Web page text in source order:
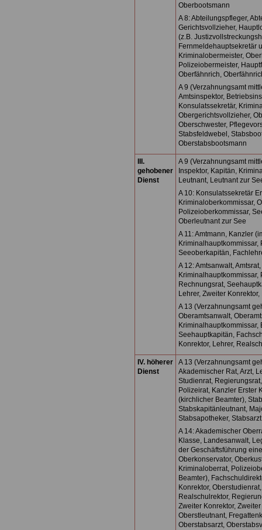
Oberbootsmann
A 8: Abteilungspfleger,
Gerichtsvollzieher,
(z.B.
Fernmeldehauptsekretär
Kriminalobermeister,
Polizeiobermeister,
Oberfähnrich,
A 9 (Verzahnungsamt
Amtsinspektor,
Konsulatssekretär,
Obergerichtsvollzieher,
Oberschwester,
Stabsfeldwebel,
Oberstabsbootsmann
III.
gehobener
Dienst
A 9 (Verzahnungsamt
Inspektor, Kapitän,
Leutnant, Leutnant zur
A 10: Konsulatssekretär
Kriminaloberkommissar,
Polizeioberkommissar,
Oberleutnant zur See
A 11: Amtmann, Kanzler
Kriminalhauptkommissar,
Seeoberkapitän,
A 12: Amtsanwalt,
Kriminalhauptkommissar,
Rechnungsrat,
Lehrer, Zweiter
A 13 (Verzahnungsamt
Oberamtsanwalt,
Kriminalhauptkommissar,
Seehauptkapitän,
Konrektor, Lehrer,
IV. höherer
Dienst
A 13 (Verzahnungsamt
Akademischer Rat, Arzt,
Studienrat,
Polizeirat, Kanzler Erster
(kirchlicher Beamter),
Stabskapitänleutnant,
Stabsapotheker,
A 14: Akademischer
Klasse, Landesanwalt,
der Geschäftsführung
Oberkonservator,
Kriminaloberrat,
Beamter),
Konrektor,
Realschulrektor,
Zweiter Konrektor,
Oberstleutnant,
Oberstabsarzt,